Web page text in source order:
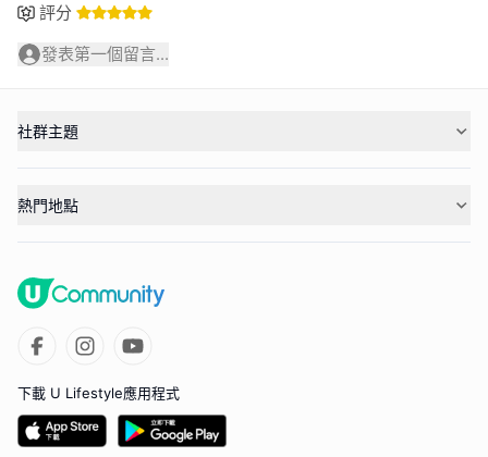
評分
發表第一個留言...
社群主題
熱門地點
下載 U Lifestyle應用程式